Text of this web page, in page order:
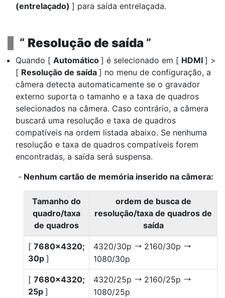
(entrelaçado) ] para saída entrelaçada.
“ Resolução de saída”
Quando [ Automático ] é selecionado em [ HDMI ] >
[ Resolução de saída ] no menu de configuração, a
câmera detecta automaticamente se o gravador
externo suporta o tamanho e a taxa de quadros
selecionados na câmera. Caso contrário, a câmera
buscará uma resolução e taxa de quadros
compatíveis na ordem listada abaixo. Se nenhuma
resolução e taxa de quadros compatíveis forem
encontradas, a saída será suspensa.
Nenhum cartão de memória inserido na câmera:
Tamanho do
quadro/taxa
de quadros
ordem de busca de
resolução/taxa de quadros de
saída
[ 7680×4320;
30p ]
4320/30p V 2160/30p V
1080/30p
[ 7680×4320;
25p ]
4320/25p V 2160/25p V
1080/25p